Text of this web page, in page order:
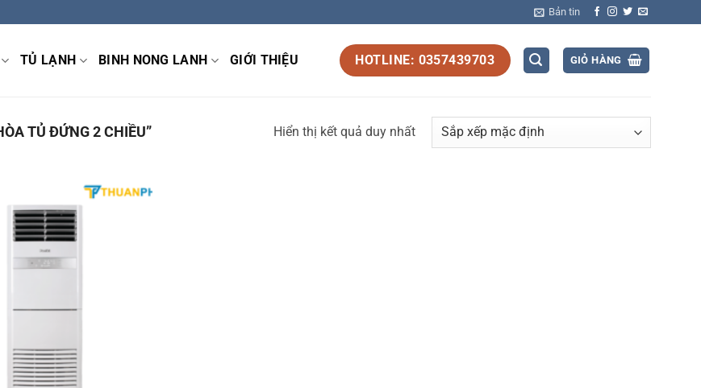
Bản tin
TỦ LẠNH BINH NONG LANH GIỚI THIỆU HOTLINE: 0357439703 GIỎ HÀNG
TỦ ĐỨNG 2 CHIỀU” Hiển thị kết quả duy nhất